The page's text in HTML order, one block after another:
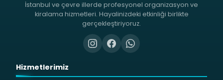
İstanbul ve çevre illerde profesyonel organizasyon ve
kiralama hizmetleri. Hayalinizdeki etkinliği birlikte
gerçekleştiriyoruz.
Hizmetlerimiz